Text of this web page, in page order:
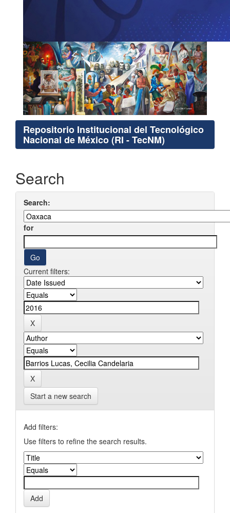
Repositorio Institucional del Tecnológico
Nacional de México (RI - TecNM)
Search
Search:
for
Current filters:
Start a new search
Add filters:
Use filters to refine the search results.